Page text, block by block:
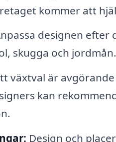
kommer att
designen
skugga och jordmån.
växtval är
kan
Design och